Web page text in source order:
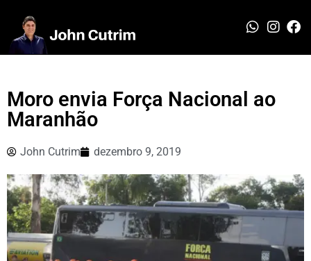
Moro envia Força Nacional ao
Maranhão
John Cutrim dezembro 9, 2019